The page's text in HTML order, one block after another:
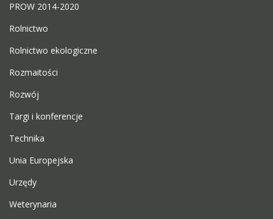
PROW 2014-2020
Rolnictwo
Rolnictwo ekologiczne
Rozmaitości
Rozwój
Targi i konferencje
Technika
Unia Europejska
Urzędy
Weterynaria